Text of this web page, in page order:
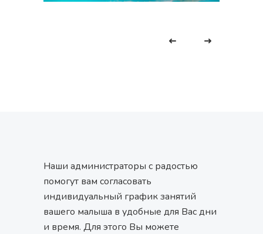
Наши администраторы с радостью
помогут вам согласовать
индивидуальный график занятий
вашего малыша в удобные для Вас дни
и время. Для этого Вы можете